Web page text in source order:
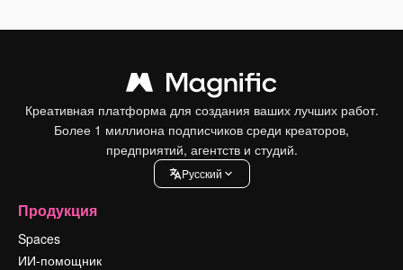
Креативная платформа для создания ваших лучших работ.
Более 1 миллиона подписчиков среди креаторов,
предприятий, агентств и студий.
Pусский
Продукция
Spaces
ИИ-помощник